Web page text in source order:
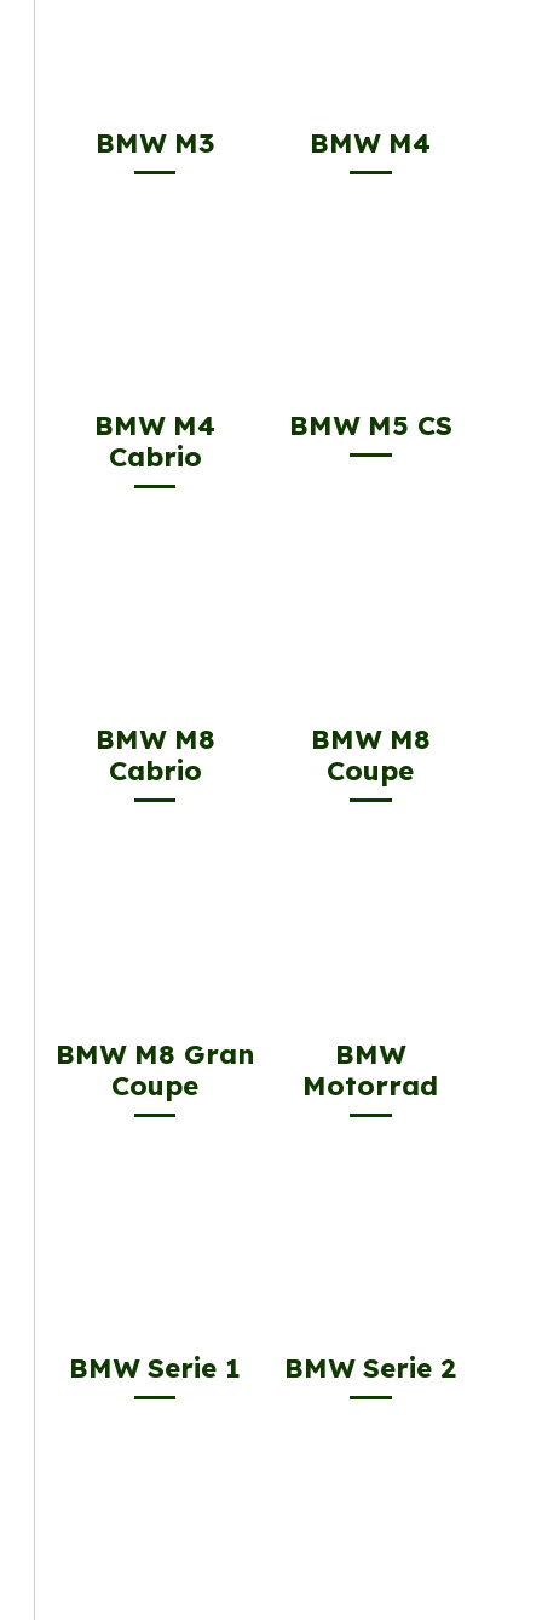
BMW M3 BMW M4
BMW M4
Cabrio
BMW M5 CS
BMW M8
Cabrio
BMW M8
Coupe
BMW M8 Gran
Coupe
BMW
Motorrad
BMW Serie 1 BMW Serie 2